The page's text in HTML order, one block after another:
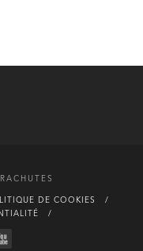
DE COOKIES